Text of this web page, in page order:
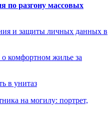
по разгону массовых
и защиты личных данных в
комфортном жилье за
в унитаз
на могилу: портрет,